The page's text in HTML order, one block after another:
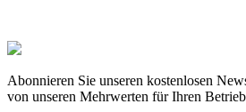
Abonnieren Sie unseren kostenlosen
von unseren Mehrwerten für Ihren